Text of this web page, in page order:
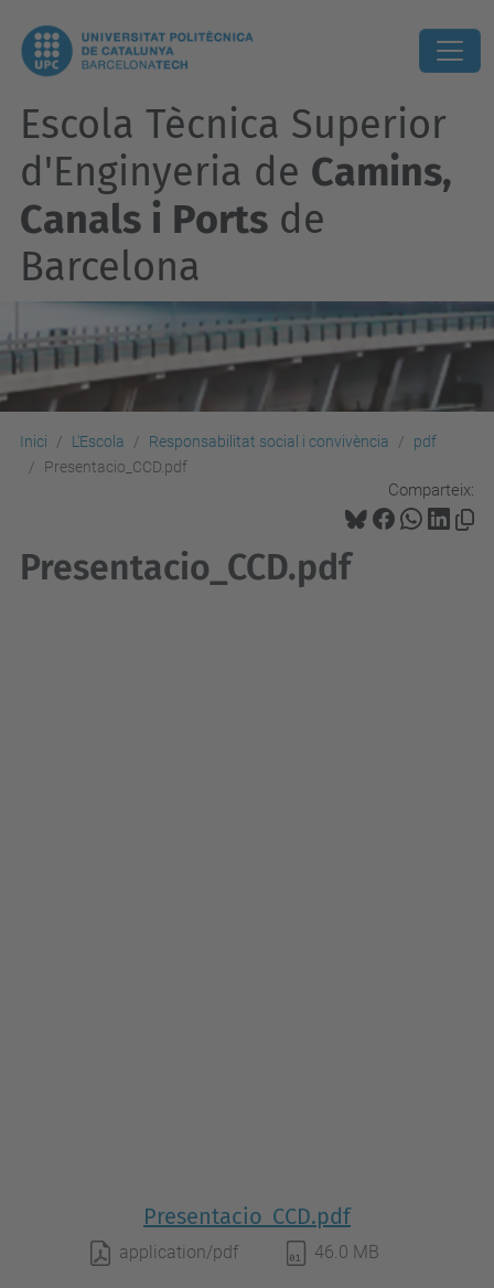
Escola Tècnica Superior
d'Enginyeria de Camins,
Canals i Ports de
Barcelona
Inici L'Escola Responsabilitat social i convivència
pdf
Presentacio_CCD.pdf
Comparteix:
Presentacio_CCD.pdf
Presentacio_CCD.pdf
application/pdf 46.0 MB